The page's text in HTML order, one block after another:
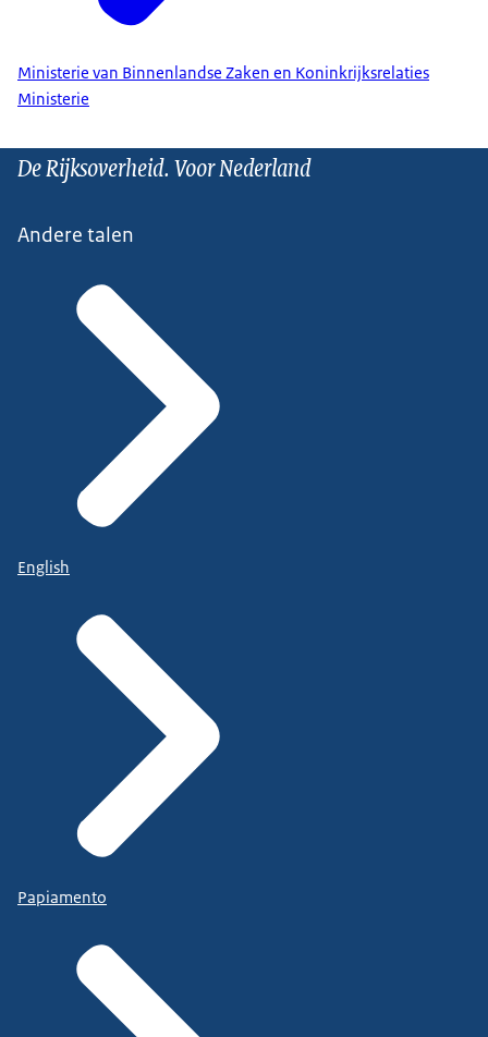
Ministerie van Binnenlandse Zaken en Koninkrijksrelaties
Ministerie
De Rijksoverheid. Voor Nederland
Andere talen
English
Papiamento